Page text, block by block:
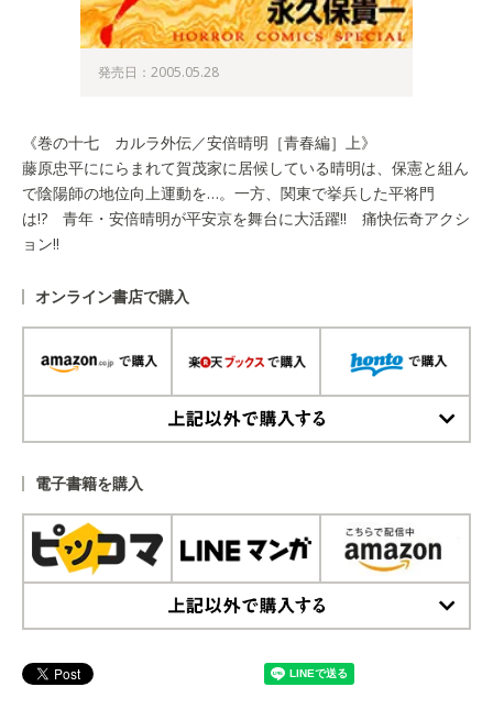
発売日：2005.05.28
《巻の十七 カルラ外伝／安倍晴明［青春編］上》
藤原忠平ににらまれて賀茂家に居候している晴明は、保憲と組ん
で陰陽師の地位向上運動を…。一方、関東で挙兵した平将門
は!? 青年・安倍晴明が平安京を舞台に大活躍!! 痛快伝奇アクシ
ョン!!
オンライン書店で購入
電子書籍を購入